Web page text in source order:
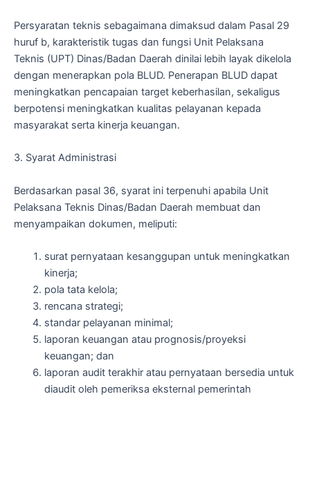
Persyaratan teknis sebagaimana dimaksud dalam Pasal 29
huruf b, karakteristik tugas dan fungsi Unit Pelaksana
Teknis (UPT) Dinas/Badan Daerah dinilai lebih layak dikelola
dengan menerapkan pola BLUD. Penerapan BLUD dapat
meningkatkan pencapaian target keberhasilan, sekaligus
berpotensi meningkatkan kualitas pelayanan kepada
masyarakat serta kinerja keuangan.
3. Syarat Administrasi
Berdasarkan pasal 36, syarat ini terpenuhi apabila Unit
Pelaksana Teknis Dinas/Badan Daerah membuat dan
menyampaikan dokumen, meliputi:
surat pernyataan kesanggupan untuk meningkatkan
kinerja;
pola tata kelola;
rencana strategi;
standar pelayanan minimal;
laporan keuangan atau prognosis/proyeksi
keuangan; dan
laporan audit terakhir atau pernyataan bersedia untuk
diaudit oleh pemeriksa eksternal pemerintah